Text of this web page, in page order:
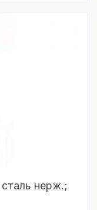
нерж.;